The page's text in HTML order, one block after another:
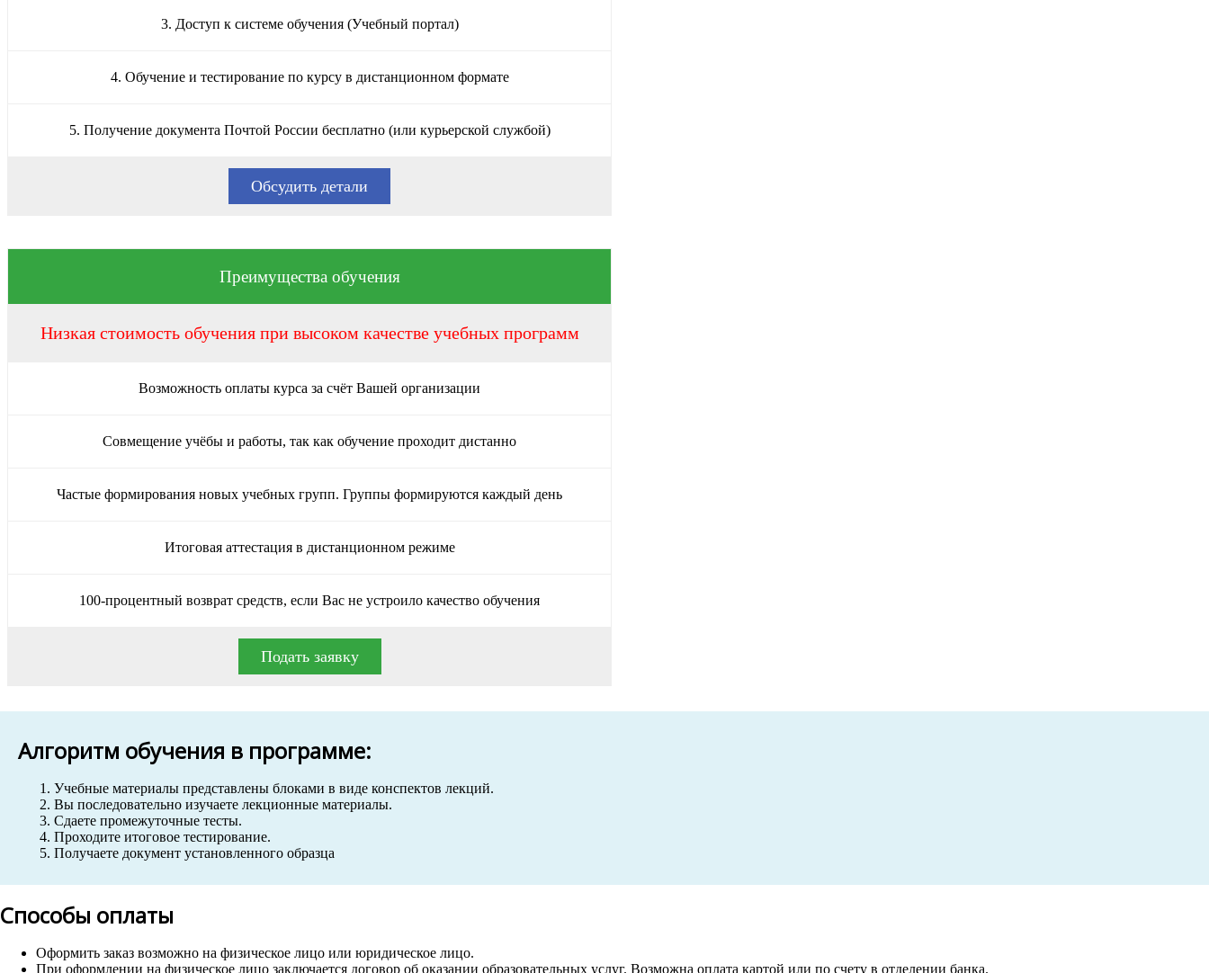
3. Доступ к системе обучения (Учебный портал)
4. Обучение и тестирование по курсу в дистанционном формате
5. Получение документа Почтой России бесплатно (или курьерской службой)
Обсудить детали
Преимущества обучения
Низкая стоимость обучения при высоком качестве учебных программ
Возможность оплаты курса за счёт Вашей организации
Совмещение учёбы и работы, так как обучение проходит дистанно
Частые формирования новых учебных групп. Группы формируются каждый день
Итоговая аттестация в дистанционном режиме
100-процентный возврат средств, если Вас не устроило качество обучения
Подать заявку
Алгоритм обучения в программе:
Учебные материалы представлены блоками в виде конспектов лекций.
Вы последовательно изучаете лекционные материалы.
Сдаете промежуточные тесты.
Проходите итоговое тестирование.
Получаете документ установленного образца
Способы оплаты
Оформить заказ возможно на физическое лицо или юридическое лицо.
При оформлении на физическое лицо заключается договор об оказании образовательных услуг. Возможна оплата картой или по счету в отделении банка.